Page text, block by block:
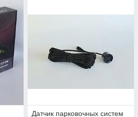
Датчик парковочных систем